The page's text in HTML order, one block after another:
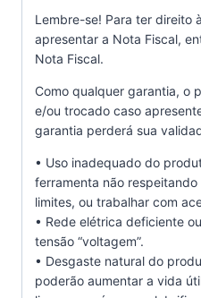
Lembre-se! Para ter direito
apresentar a Nota Fiscal,
Nota Fiscal.
Como qualquer garantia, o
e/ou trocado caso
garantia perderá sua
• Uso inadequado do
ferramenta não
limites, ou trabalhar com
• Rede elétrica deficiente
tensão “voltagem”.
• Desgaste natural do
poderão aumentar a vida